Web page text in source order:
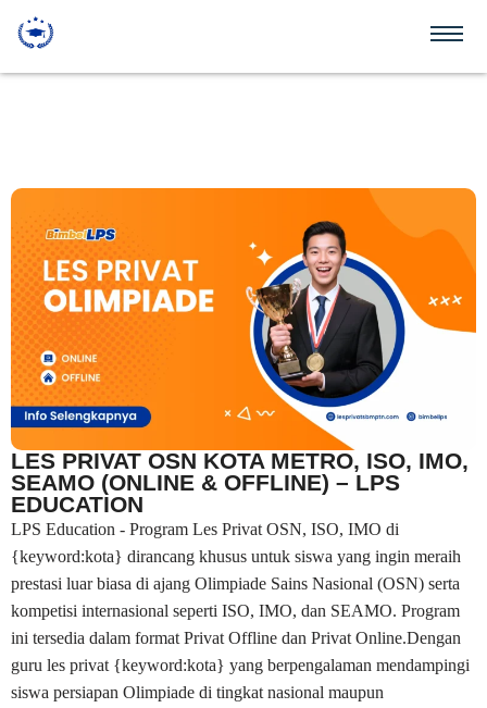
LES PRIVAT OSN KOTA METRO, ISO, IMO,
SEAMO (ONLINE & OFFLINE) – LPS
EDUCATION
LPS Education - Program Les Privat OSN, ISO, IMO di
{keyword:kota} dirancang khusus untuk siswa yang ingin meraih
prestasi luar biasa di ajang Olimpiade Sains Nasional (OSN) serta
kompetisi internasional seperti ISO, IMO, dan SEAMO. Program
ini tersedia dalam format Privat Offline dan Privat Online.Dengan
guru les privat {keyword:kota} yang berpengalaman mendampingi
siswa persiapan Olimpiade di tingkat nasional maupun